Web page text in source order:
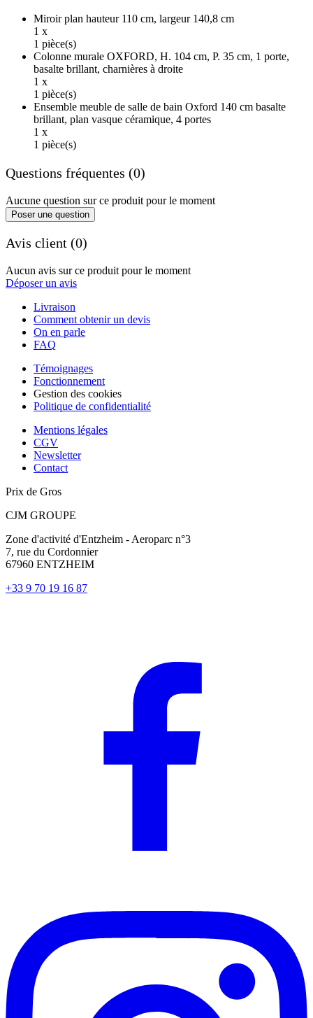
Miroir plan hauteur 110 cm, largeur 140,8 cm
1 x
1 pièce(s)
Colonne murale OXFORD, H. 104 cm, P. 35 cm, 1 porte,
basalte brillant, charnières à droite
1 x
1 pièce(s)
Ensemble meuble de salle de bain Oxford 140 cm basalte
brillant, plan vasque céramique, 4 portes
1 x
1 pièce(s)
Questions fréquentes (0)
Aucune question sur ce produit pour le moment
Poser une question
Avis client (0)
Aucun avis sur ce produit pour le moment
Déposer un avis
Livraison
Comment obtenir un devis
On en parle
FAQ
Témoignages
Fonctionnement
Gestion des cookies
Politique de confidentialité
Mentions légales
CGV
Newsletter
Contact
Prix de Gros
CJM GROUPE
Zone d'activité d'Entzheim - Aeroparc n°3
7, rue du Cordonnier
67960 ENTZHEIM
+33 9 70 19 16 87